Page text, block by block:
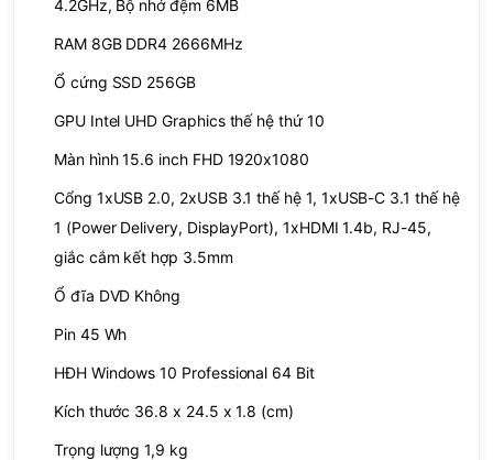
4.2GHz, Bộ nhớ đệm 6MB
RAM 8GB DDR4 2666MHz
Ổ cứng SSD 256GB
GPU Intel UHD Graphics thế hệ thứ 10
Màn hình 15.6 inch FHD 1920x1080
Cổng 1xUSB 2.0, 2xUSB 3.1 thế hệ 1, 1xUSB-C 3.1 thế hệ
1 (Power Delivery, DisplayPort), 1xHDMI 1.4b, RJ-45,
giắc cắm kết hợp 3.5mm
Ổ đĩa DVD Không
Pin 45 Wh
HĐH Windows 10 Professional 64 Bit
Kích thước 36.8 x 24.5 x 1.8 (cm)
Trọng lượng 1,9 kg